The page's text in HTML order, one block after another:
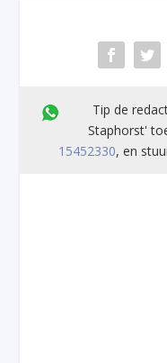
Tip de
Staphorst'
15452330, en